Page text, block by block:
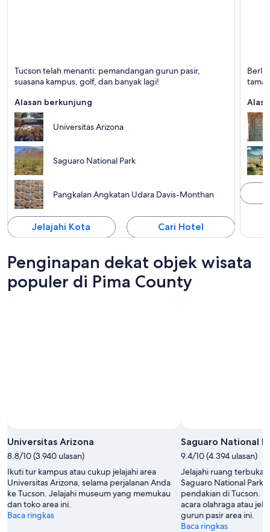
Terkenal dengan Gurun, Universitas, dan Olahraga
Tucson telah menanti: pemandangan gurun pasir,
suasana kampus, golf, dan banyak lagi!
Alasan berkunjung
Universitas Arizona
Saguaro National Park
Pangkalan Angkatan Udara Davis-Monthan
Jelajahi Kota Cari Hotel
Penginapan dekat objek wisata
populer di Pima County
Universitas Arizona
8.8/10 (3.940 ulasan)
Ikuti tur kampus atau cukup jelajahi area
Universitas Arizona, selama perjalanan Anda
ke Tucson. Jelajahi museum yang memukau
dan toko area ini.
Baca ringkas
Saguaro National
9.4/10 (4.394 ulasan)
Jelajahi ruang terbuka
Saguaro National Park
pendakian di Tucson.
acara olahraga atau
gurun pasir area ini.
Baca ringkas